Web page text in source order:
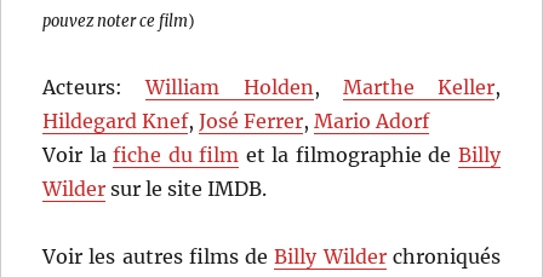
pouvez noter ce film)
Acteurs:William Holden, Marthe Keller,
Hildegard Knef,José Ferrer,Mario Adorf
Voir lafiche du film et la filmographie de Billy
Wilder sur le site IMDB.
Voir les autres films deBilly Wilderchroniqués